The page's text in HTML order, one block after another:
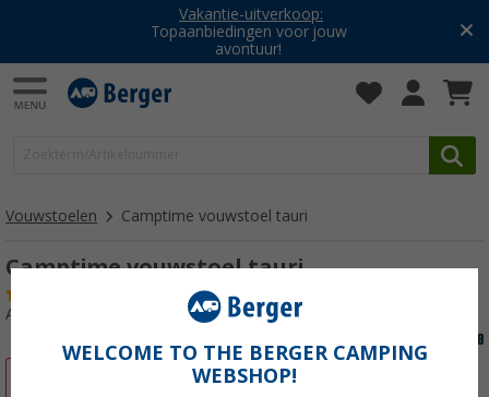
Vakantie-uitverkoop:
Topaanbiedingen voor jouw
avontuur!
Vouwstoelen Camptime vouwstoel tauri
Camptime vouwstoel tauri
Artikelnr: 735400
WELCOME TO THE BERGER CAMPING
WEBSHOP!